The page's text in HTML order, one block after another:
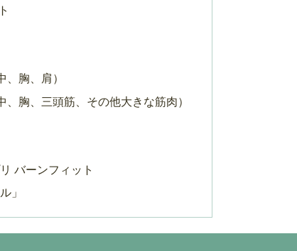
胸、肩）
、胸、三頭筋、その他大きな筋肉）
バーンフィット
」